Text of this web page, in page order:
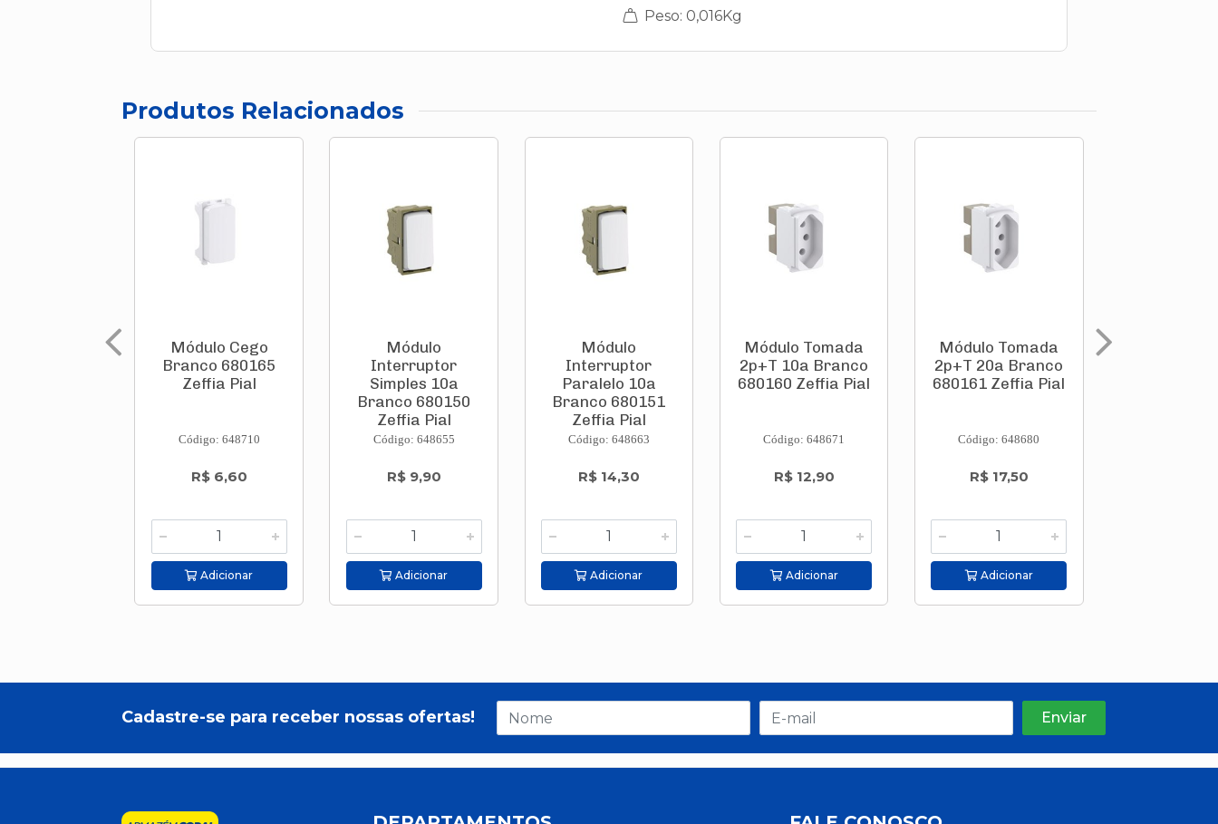
Peso: 0,016Kg
Produtos Relacionados
Módulo Cego
Branco 680165
Zeffia Pial
Código: 648710
R$ 6,60
Adicionar
Módulo
Interruptor
Simples 10a
Branco 680150
Zeffia Pial
Código: 648655
R$ 9,90
Adicionar
Módulo
Interruptor
Paralelo 10a
Branco 680151
Zeffia Pial
Código: 648663
R$ 14,30
Adicionar
Módulo Tomada
2p+T 10a Branco
680160 Zeffia Pial
Código: 648671
R$ 12,90
Adicionar
Módulo Tomada
2p+T 20a Branco
680161 Zeffia Pial
Código: 648680
R$ 17,50
Adicionar
Cadastre-se para receber nossas ofertas!